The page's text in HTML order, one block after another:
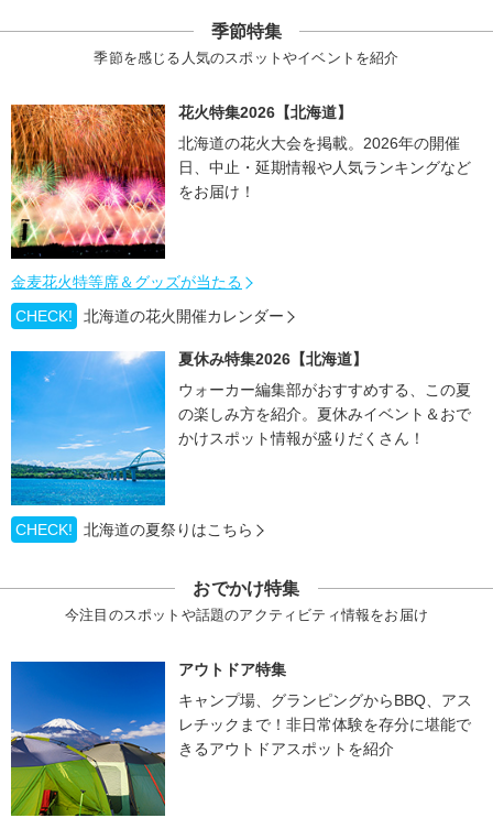
季節特集
季節を感じる人気のスポットやイベントを紹介
花火特集2026【北海道】
北海道の花火大会を掲載。2026年の開催
日、中止・延期情報や人気ランキングなど
をお届け！
金麦花火特等席＆グッズが当たる
CHECK!
北海道の花火開催カレンダー
夏休み特集2026【北海道】
ウォーカー編集部がおすすめする、この夏
の楽しみ方を紹介。夏休みイベント＆おで
かけスポット情報が盛りだくさん！
CHECK! 北海道の夏祭りはこちら
おでかけ特集
今注目のスポットや話題のアクティビティ情報をお届け
アウトドア特集
キャンプ場、グランピングからBBQ、アス
レチックまで！非日常体験を存分に堪能で
きるアウトドアスポットを紹介